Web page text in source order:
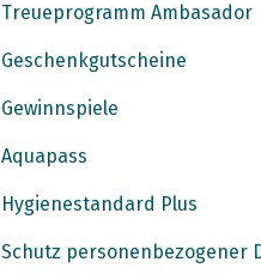
Treueprogramm Ambasador
Geschenkgutscheine
Gewinnspiele
Aquapass
Hygienestandard Plus
Schutz personenbezogener